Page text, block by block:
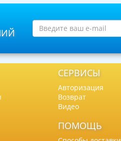
СЕРВИСЫ
Авторизация
Возврат
Видео
ПОМОЩЬ